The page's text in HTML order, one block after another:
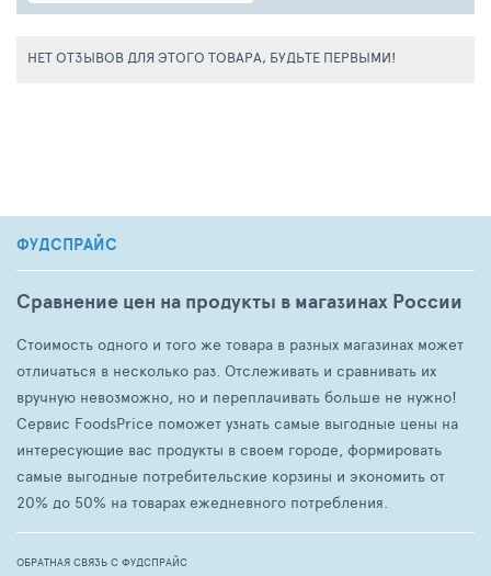
НЕТ ОТЗЫВОВ ДЛЯ ЭТОГО ТОВАРА, БУДЬТЕ ПЕРВЫМИ!
ФУДСПРАЙС
Сравнение цен на продукты в магазинах России
Стоимость одного и того же товара в разных магазинах может
отличаться в несколько раз. Отслеживать и сравнивать их
вручную невозможно, но и переплачивать больше не нужно!
Сервис FoodsPrice поможет узнать самые выгодные цены на
интересующие вас продукты в своем городе, формировать
самые выгодные потребительские корзины и экономить от
20% до 50% на товарах ежедневного потребления.
ОБРАТНАЯ СВЯЗЬ С ФУДСПРАЙС